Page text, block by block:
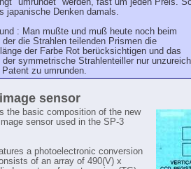
"umrundet" werden, fast um jeden Preis.
japanische Denken damals.
: Man mußte und muß heute noch beim
der die Strahlen teilenden Prismen die
der Farbe Rot berücksichtigen und das
der symmetrische Strahlenteiller nur
zu umrunden.
sensor
the basic composition of the new
sensor used in the SP-3
a photoelectronic conversion
of an array of 490(V) x